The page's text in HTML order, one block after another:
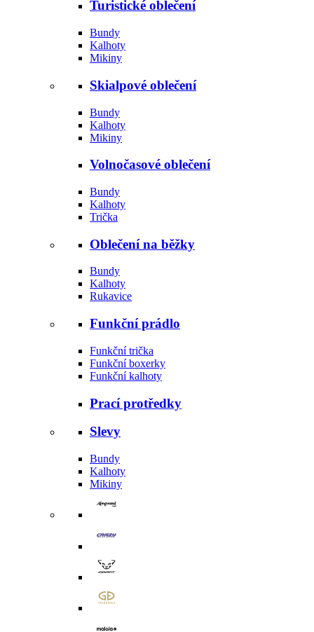
Turistické oblečení
Bundy
Kalhoty
Mikiny
Skialpové oblečení
Bundy
Kalhoty
Mikiny
Volnočasové oblečení
Bundy
Kalhoty
Trička
Oblečení na běžky
Bundy
Kalhoty
Rukavice
Funkční prádlo
Funkční trička
Funkční boxerky
Funkční kalhoty
Prací protředky
Slevy
Bundy
Kalhoty
Mikiny